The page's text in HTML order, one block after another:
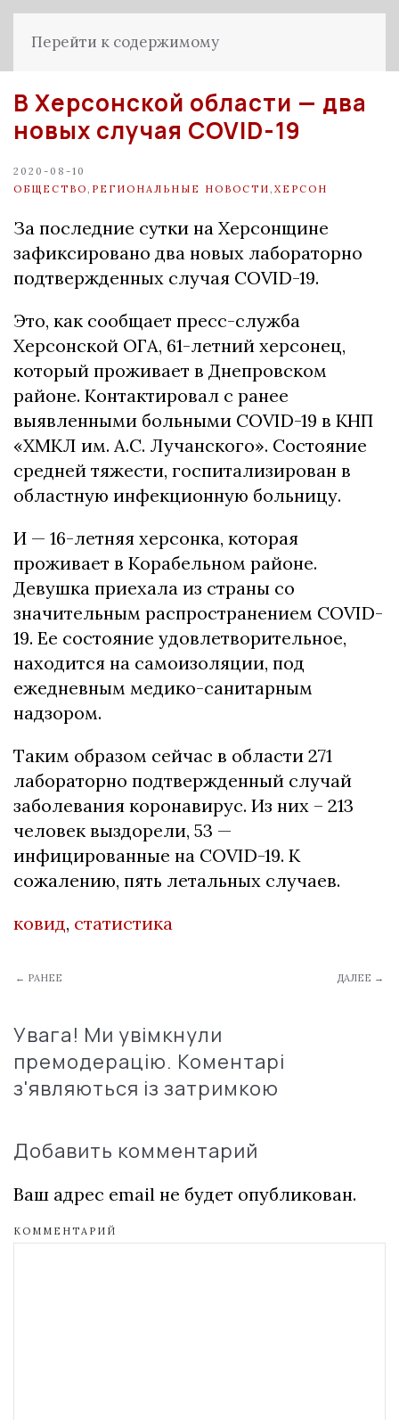
Перейти к содержимому
В Херсонской области — два
новых случая COVID-19
2020-08-10
ОБЩЕСТВО РЕГИОНАЛЬНЫЕ НОВОСТИ ХЕРСОН
За последние сутки на Херсонщине
зафиксировано два новых лабораторно
подтвержденных случая COVID-19.
Это, как сообщает пресс-служба
Херсонской ОГА, 61-летний херсонец,
который проживает в Днепровском
районе. Контактировал с ранее
выявленными больными COVID-19 в КНП
«ХМКЛ им. А.С. Лучанского». Состояние
средней тяжести, госпитализирован в
областную инфекционную больницу.
И — 16-летняя херсонка, которая
проживает в Корабельном районе.
Девушка приехала из страны со
значительным распространением COVID-
19. Ее состояние удовлетворительное,
находится на самоизоляции, под
ежедневным медико-санитарным
надзором.
Таким образом сейчас в области 271
лабораторно подтвержденный случай
заболевания коронавирус. Из них – 213
человек выздорели, 53 —
инфицированные на COVID-19. К
сожалению, пять летальных случаев.
ковид, статистика
← РАНЕЕ ДАЛЕЕ →
Увага! Ми увімкнули
премодерацію. Коментарі
з'являються із затримкою
Добавить комментарий
Ваш адрес email не будет опубликован.
КОММЕНТАРИЙ